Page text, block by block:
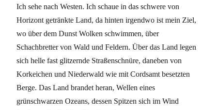
Ich sehe nach Westen. Ich schaue in das schwere von
Horizont getränkte Land, da hinten irgendwo ist mein Ziel,
wo über dem Dunst Wolken schwimmen, über
Schachbretter von Wald und Feldern. Über das Land legen
sich helle fast glitzernde Straßenschnüre, daneben von
Korkeichen und Niederwald wie mit Cordsamt besetzten
Berge. Das Land brandet heran, Wellen eines
grünschwarzen Ozeans, dessen Spitzen sich im Wind